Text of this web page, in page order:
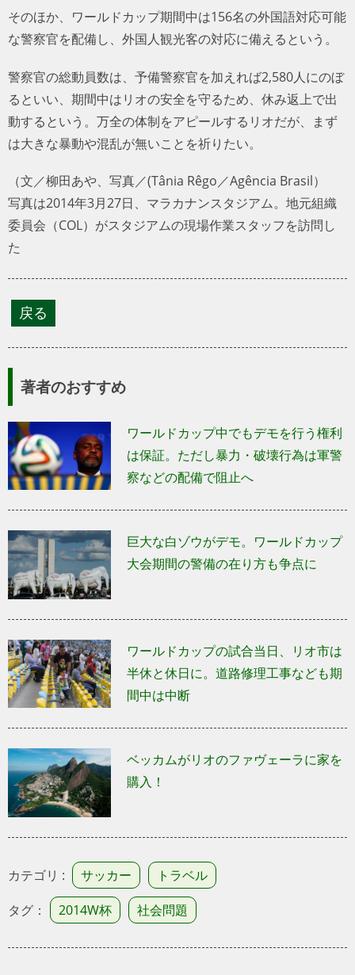
そのほか、ワールドカップ期間中は156名の外国語対応可能
な警察官を配備し、外国人観光客の対応に備えるという。
警察官の総動員数は、予備警察官を加えれば2,580人にのぼ
るといい、期間中はリオの安全を守るため、休み返上で出
動するという。万全の体制をアピールするリオだが、まず
は大きな暴動や混乱が無いことを祈りたい。
（文／柳田あや、写真／(Tânia Rêgo／Agência Brasil）
写真は2014年3月27日、マラカナンスタジアム。地元組織
委員会（COL）がスタジアムの現場作業スタッフを訪問し
た
著者のおすすめ
ワールドカップ中でもデモを行う権利
は保証。ただし暴力・破壊行為は軍警
察などの配備で阻止へ
巨大な白ゾウがデモ。ワールドカップ
大会期間の警備の在り方も争点に
ワールドカップの試合当日、リオ市は
半休と休日に。道路修理工事なども期
間中は中断
ベッカムがリオのファヴェーラに家を
購入！
カテゴリ : サッカー
トラベル
タグ：
2014W杯 社会問題